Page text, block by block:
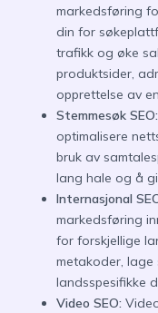
markedsføring
din for
trafikk og øke
produktsider,
opprettelse av
Stemmesøk SEO:
optimalisere
bruk av
lang hale og å
Internasjonal
markedsføring
for forskjellige
metakoder, lage
landsspesifikke
Video SEO: